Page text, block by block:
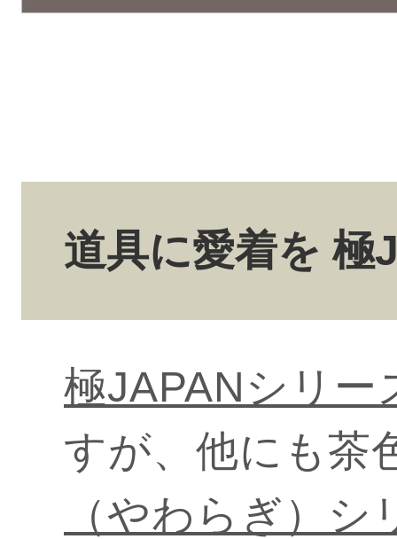
道具に愛着を 極
極JAPANシリー
すが、他にも茶
（やわらぎ）シ